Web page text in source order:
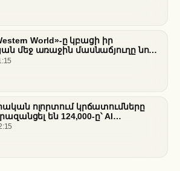
World»-ը կբացի իր
մեջ առաջին մասնաճյուղը նոր
մարզադաշտում
ոլորտում կրճատումները
են 124,000-ը՝ AI
վերաբաշխման ֆոնին